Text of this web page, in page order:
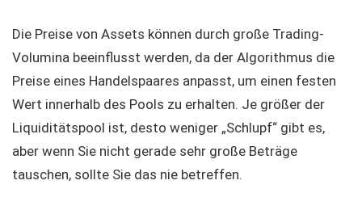
Die Preise von Assets können durch große Trading-
Volumina beeinflusst werden, da der Algorithmus die
Preise eines Handelspaares anpasst, um einen festen
Wert innerhalb des Pools zu erhalten. Je größer der
Liquiditätspool ist, desto weniger „Schlupf“ gibt es,
aber wenn Sie nicht gerade sehr große Beträge
tauschen, sollte Sie das nie betreffen.